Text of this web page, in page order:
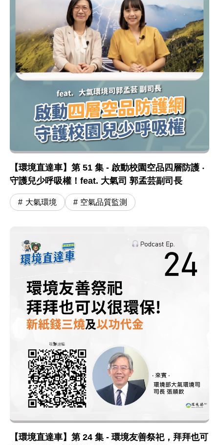
【環境直達車】第 51 集 - 啟動校園空品四層防護 ‧
守護兒少呼吸權！feat. 大氣司 郭孟芸副司長
大氣環境 空氣品質監測
【環境直達車】第 24 集 - 環境友善祭祀，拜拜也可